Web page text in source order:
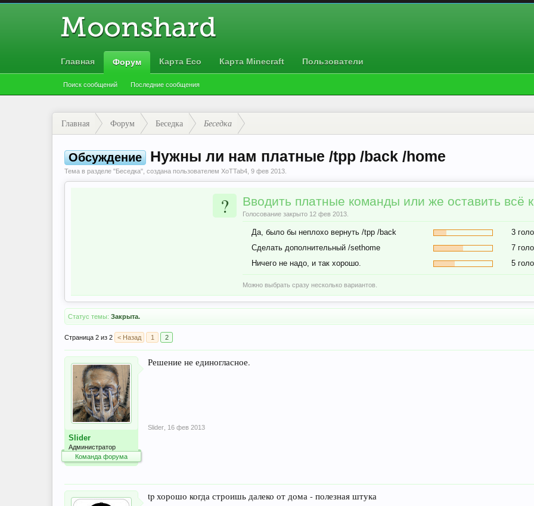
Главная Форум
Поиск сообщений Последние сообщения
Карта Eco Карта Minecraft Пользователи
Главная Форум Беседка Беседка
Обсуждение Нужны ли нам платные /tpp /back /home
Тема в разделе "Беседка", создана пользователем XoTTab4 9 фев 2013
? Вводить платные команды или же оставить всё
Голосование закрыто 12 фев 2013.
Да, было бы неплохо вернуть /tpp /back
3
Сделать дополнительный /sethome
7
Ничего не надо, и так хорошо.
5
Можно выбрать сразу несколько вариантов.
Статус темы: Закрыта.
Страница 2 из 2 < Назад 1 2
Slider
Администратор
Команда форума
Решение не единогласное.
Slider 16 фев 2013
tp хорошо когда строишь далеко от дома - полезная штука